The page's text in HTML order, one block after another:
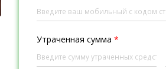
Утраченная сумма *